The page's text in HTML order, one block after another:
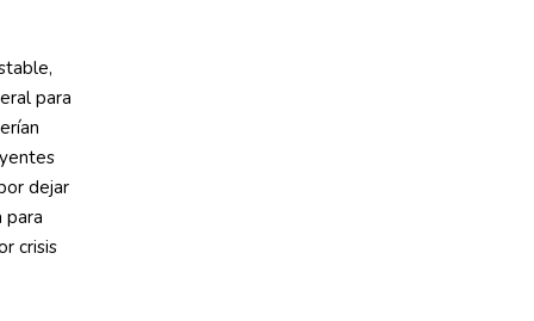
para
dejar
para
crisis